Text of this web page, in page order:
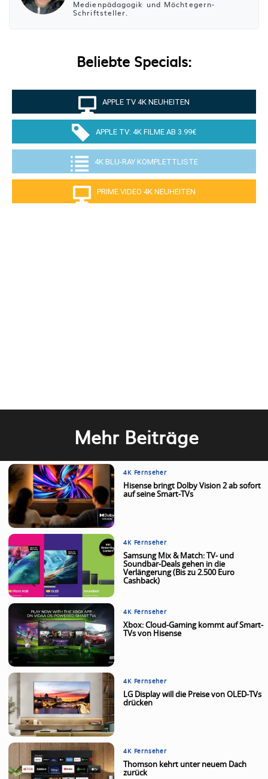
Medienpädagogik und Möchtegern-
Schriftsteller.
Beliebte Specials:
APPLE TV 4K NEUHEITEN
APPLE TV: 4K FILME AB 3.99€
4K BLU-RAY KOMPLETTLISTE
PRIME VIDEO 4K NEUHEITEN
Mehr Beiträge
4K Fernseher
Hisense bringt Dolby Vision 2 ab sofort
auf seine Smart-TVs
4K Fernseher
Samsung Mix & Match: TV- und
Soundbar-Deals gehen in die
Verlängerung (Bis zu 2.500 Euro
Cashback)
4K Fernseher
Xbox: Cloud-Gaming kommt auf Smart-
TVs von Hisense
4K Fernseher
LG Display will die Preise von OLED-TVs
drücken
4K Fernseher
Thomson kehrt unter neuem Dach
zurück